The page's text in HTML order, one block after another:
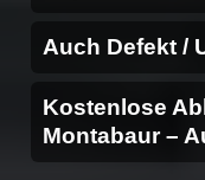
Auch Defekt /
Kostenlose
Montabaur –